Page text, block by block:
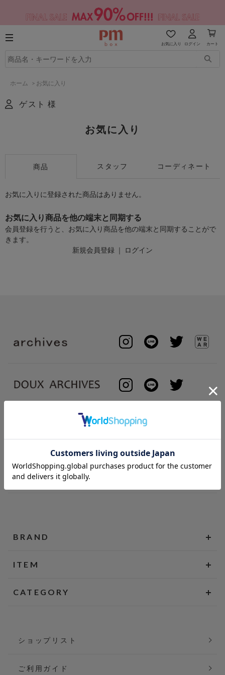
お気に入り ログイン カート
ホーム > お気に入り
ゲスト 様
お気に入り
商品 スタッフ コーディネート
お気に入りに登録された商品はありません。
お気に入り商品を他の端末と同期する
会員登録を行うと、お気に入り商品を他の端末と同期することがで
きます。
新規会員登録 ｜ ログイン
BRAND
ITEM
CATEGORY
ショップリスト
ご利用ガイド